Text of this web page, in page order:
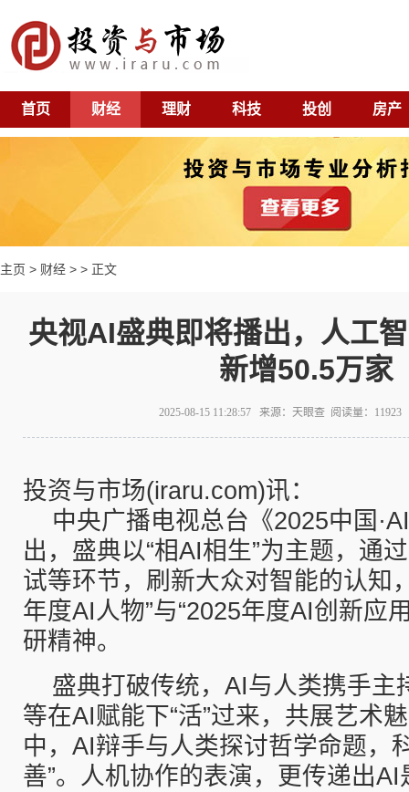
首页 财经 理财 科技 投创 房产
主页 > 财经 > > 正文
央视AI盛典即将播出，人工
新增50.5万家
2025-08-15 11:28:57 来源：天眼查 阅读量：
投资与市场(iraru.com)讯：
中央广播电视总台《2025中国
出，盛典以“相AI相生”为主题，通
试等环节，刷新大众对智能的认知
年度AI人物”与“2025年度AI创新应
研精神。
盛典打破传统，AI与人类携手主
等在AI赋能下“活”过来，共展艺术
中，AI辩手与人类探讨哲学命题，
善”。人机协作的表演，更传递出